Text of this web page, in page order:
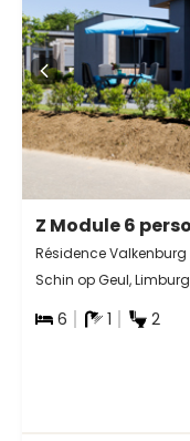
Z Module 6
Résidence Valkenburg
Schin op Geul, Limburg
6 1 2